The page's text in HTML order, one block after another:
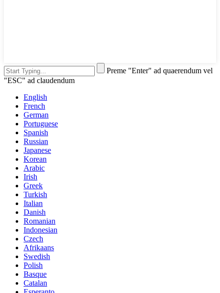
Preme "Enter" ad quaerendum vel
"ESC" ad claudendum
English
French
German
Portuguese
Spanish
Russian
Japanese
Korean
Arabic
Irish
Greek
Turkish
Italian
Danish
Romanian
Indonesian
Czech
Afrikaans
Swedish
Polish
Basque
Catalan